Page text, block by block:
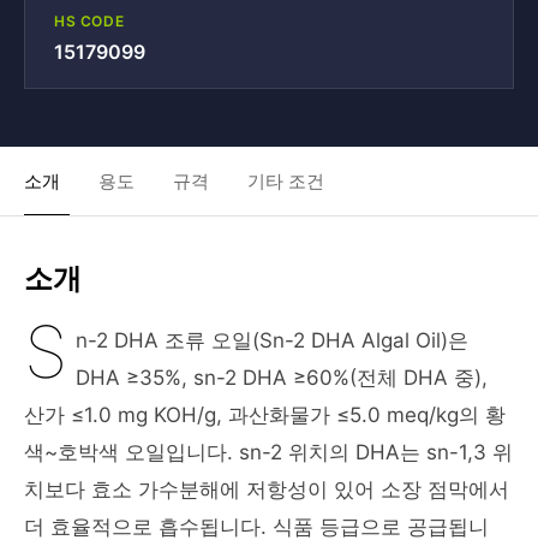
HS CODE
15179099
소개 용도 규격 기타 조건
소개
S n-2 DHA 조류 오일(Sn-2 DHA Algal Oil)은
DHA ≥35%, sn-2 DHA ≥60%(전체 DHA 중),
산가 ≤1.0 mg KOH/g, 과산화물가 ≤5.0 meq/kg의 황
색~호박색 오일입니다. sn-2 위치의 DHA는 sn-1,3 위
치보다 효소 가수분해에 저항성이 있어 소장 점막에서
더 효율적으로 흡수됩니다. 식품 등급으로 공급됩니